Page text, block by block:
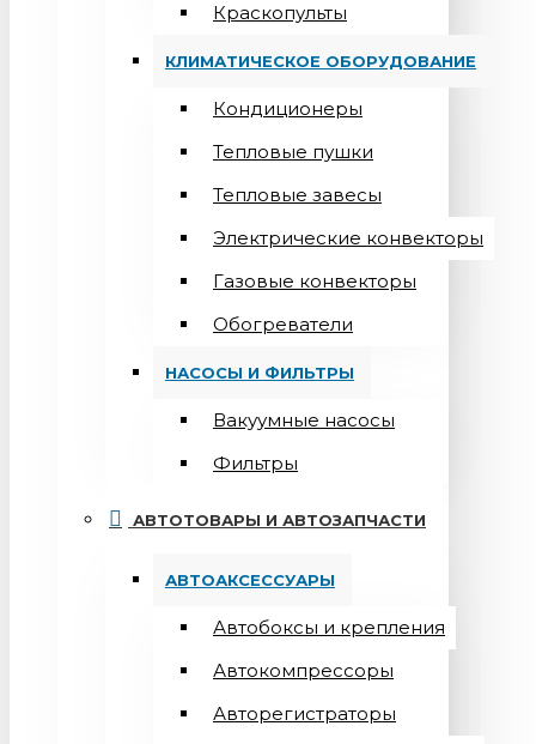
Краскопульты
КЛИМАТИЧЕСКОЕ ОБОРУДОВАНИЕ
Кондиционеры
Teпловые пушки
Тепловые завесы
Электрические конвекторы
Газовые конвекторы
Обогреватели
НАСОСЫ И ФИЛЬТРЫ
Вакуумные насосы
Фильтры
АВТОТОВАРЫ И АВТОЗАПЧАСТИ
АВТОАКСЕССУАРЫ
Автобоксы и крепления
Автокомпрессоры
Авторегистраторы